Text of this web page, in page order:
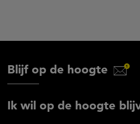
Blijf op de hoogte
Ik wil op de hoogte